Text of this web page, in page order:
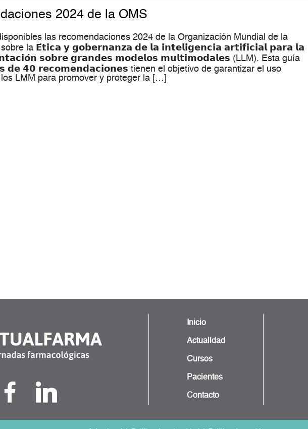
2024 de la OMS
las recomendaciones 2024 de la Organización Mundial de la
la 𝗘́𝘁𝗶𝗰𝗮 𝘆 𝗴𝗼𝗯𝗲𝗿𝗻𝗮𝗻𝘇𝗮 𝗱𝗲 𝗹𝗮 𝗶𝗻𝘁𝗲𝗹𝗶𝗴𝗲𝗻𝗰𝗶𝗮 𝗮𝗿𝘁𝗶𝗳𝗶𝗰𝗶𝗮𝗹 𝗽𝗮𝗿𝗮 𝗹𝗮
𝘀𝗼𝗯𝗿𝗲 𝗴𝗿𝗮𝗻𝗱𝗲𝘀 𝗺𝗼𝗱𝗲𝗹𝗼𝘀 𝗺𝘂𝗹𝘁𝗶𝗺𝗼𝗱𝗮𝗹𝗲𝘀 (LLM). Esta guía
𝗱𝗲 𝟰𝟬 𝗿𝗲𝗰𝗼𝗺𝗲𝗻𝗱𝗮𝗰𝗶𝗼𝗻𝗲𝘀 tienen el objetivo de garantizar el uso
LMM para promover y proteger la […]
Inicio
Actualidad
Cursos
Pacientes
Contacto